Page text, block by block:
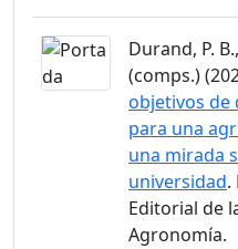
Durand, P.
(comps.)
objetivos de
para una
una mirada
universidad.
Editorial de
Agronomía.